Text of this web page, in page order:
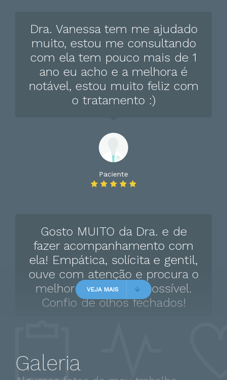
Exibicionismo
Fetichismo (Psiquiátrico)
Hiperatividade
Hipocondríase
Histeria
Psicose
Psicoses Induzidas Por Substâncias
Psicoses Alcoólicas
Risco de suicidio
Síndrome Das Pernas Inquietas
Síndrome De Munchausen
Síndrome de tourette
Dra. Vanessa tem me ajudado
muito, estou me consultando
com ela tem pouco mais de 1
ano eu acho e a melhora é
notável, estou muito feliz com
o tratamento :)
Paciente
Gosto MUITO da Dra. e de
fazer acompanhamento com
ela! Empática, solícita e gentil,
ouve com atenção e procura o
melhor tratamento possível.
Confio de olhos fechados!
VEJA MAIS
Galeria